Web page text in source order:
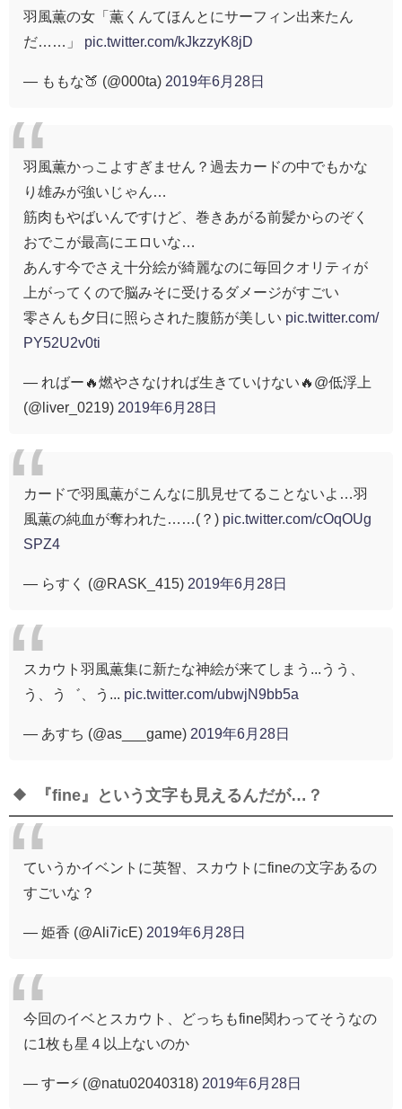
羽風薫の女「薫くんてほんとにサーフィン出来たん
だ……」 pic.twitter.com/kJkzzyK8jD
— ももな🍑 (@000ta) 2019年6月28日
羽風薫かっこよすぎません？過去カードの中でもかな
り雄みが強いじゃん…
筋肉もやばいんですけど、巻きあがる前髪からのぞく
おでこが最高にエロいな…
あんす今でさえ十分絵が綺麗なのに毎回クオリティが
上がってくので脳みそに受けるダメージがすごい
零さんも夕日に照らされた腹筋が美しい pic.twitter.com/
PY52U2v0ti
— ればー🔥燃やさなければ生きていけない🔥@低浮上
(@liver_0219) 2019年6月28日
カードで羽風薫がこんなに肌見せてることないよ…羽
風薫の純血が奪われた……(？) pic.twitter.com/cOqOUg
SPZ4
— らすく (@RASK_415) 2019年6月28日
スカウト羽風薫集に新たな神絵が来てしまう...うう、
う、う゛、う... pic.twitter.com/ubwjN9bb5a
— あすち (@as___game) 2019年6月28日
『fine』という文字も見えるんだが…？
ていうかイベントに英智、スカウトにfineの文字あるの
すごいな？
— 姫香 (@Ali7icE) 2019年6月28日
今回のイベとスカウト、どっちもfine関わってそうなの
に1枚も星４以上ないのか
— すー⚡ (@natu02040318) 2019年6月28日